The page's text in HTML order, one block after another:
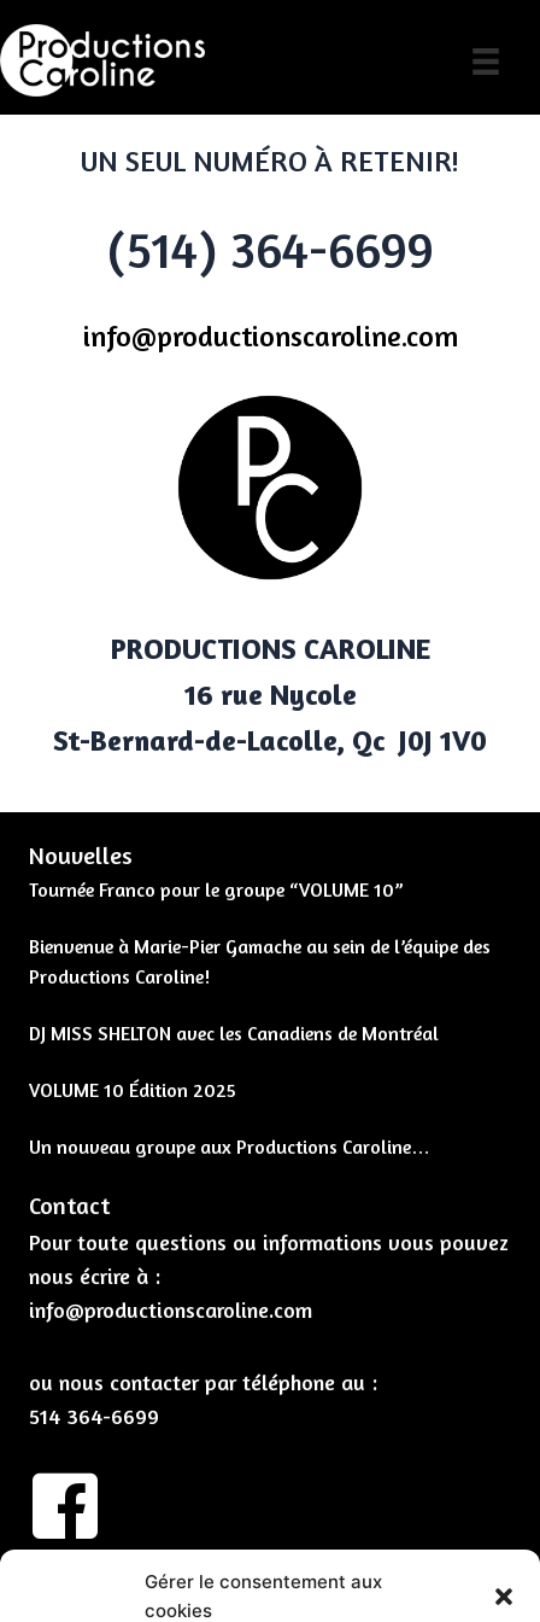
Gérer le consentement aux
cookies
to
content
UN SEUL NUMÉRO À RETENIR!
(514) 364-6699
info@productionscaroline.com
PRODUCTIONS CAROLINE
16 rue Nycole
St-Bernard-de-Lacolle, Qc J0J 1V0
Nouvelles
Tournée Franco pour le groupe “VOLUME 10”
Bienvenue à Marie-Pier Gamache au sein de l’équipe des
Productions Caroline!
DJ MISS SHELTON avec les Canadiens de Montréal
VOLUME 10 Édition 2025
Un nouveau groupe aux Productions Caroline…
Contact
Pour toute questions ou informations vous pouvez
nous écrire à :
info@productionscaroline.com
ou nous contacter par téléphone au :
514 364-6699
Abonnez-vous à nos infolettres
CLIQUEZ ICI